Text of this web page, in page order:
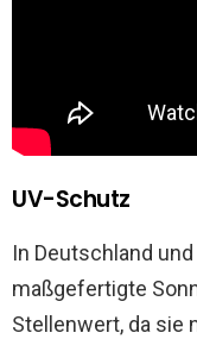
UV-Schutz
In Deutschland
maßgefertigte
Stellenwert, da sie